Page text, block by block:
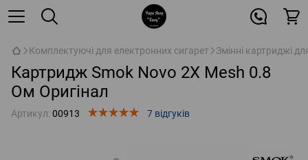
Комплектуючі для електронних сигарет Змінні картриджі
Картридж Smok Novo 2X Mesh 0.8
Ом Оригінал
Артикул: 00913 7 відгуків